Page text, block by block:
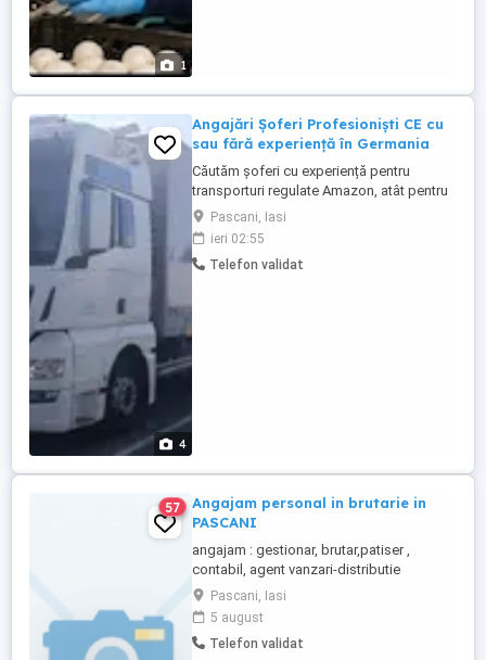
1
4
Angajări Șoferi Profesioniști CE cu
sau fără experiență în Germania
Căutăm șoferi cu experiență pentru
transporturi regulate Amazon, atât pentru
echipaj (2 șoferi), cât și pentru șoferi
singuri. Oferim: Contract de muncă la
angajator german Curse regulate Amazon
Program stabil și planificare din timp
Pascani, Iasi
ieri 02:55
Telefon validat
57
Angajam personal in brutarie in
PASCANI
angajam : gestionar, brutar,patiser ,
contabil, agent vanzari-distributie
categoria B --minim 2 ani vechime, Profilul
postului: Disponibilitate pentru activitate
in schimburi; Experienta in productie
industriala poate constitui un avantaj, dar
Pascani, Iasi
5 august
Telefon validat